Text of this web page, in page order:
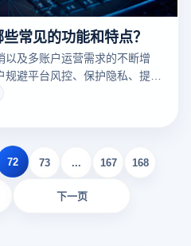
常见的功能和特点？
及多账户运营需求的不断增
避平台风控、保护隐私、提升
费版本，免费防关联浏览器虽
限，但依然具备一些基本且实
账户多开、隐私保护等，并分
用户更好地选择和使用这一工
72 73 ... 167 168
下一页